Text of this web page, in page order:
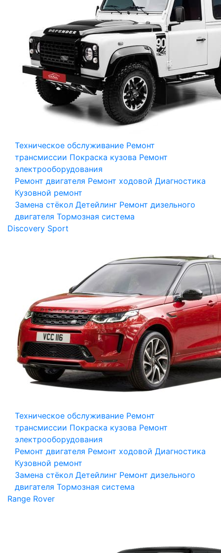
Техническое обслуживание Ремонт
трансмиссии Покраска кузова Ремонт
электрооборудования
Ремонт двигателя Ремонт ходовой Диагностика
Кузовной ремонт
Замена стёкол Детейлинг Ремонт дизельного
двигателя Тормозная система
Discovery Sport
Техническое обслуживание Ремонт
трансмиссии Покраска кузова Ремонт
электрооборудования
Ремонт двигателя Ремонт ходовой Диагностика
Кузовной ремонт
Замена стёкол Детейлинг Ремонт дизельного
двигателя Тормозная система
Range Rover